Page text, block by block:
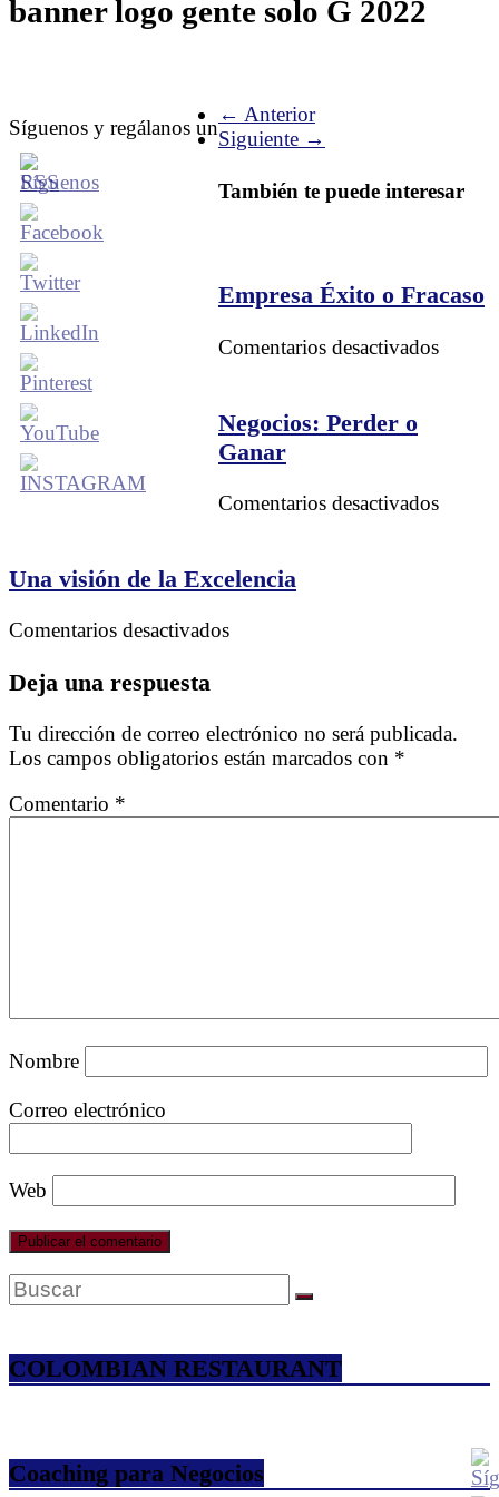
banner logo gente solo G 2022
Síguenos y regálanos un
← Anterior
Siguiente →
También te puede interesar
Empresa Éxito o Fracaso
Comentarios desactivadosen
Negocios: Perder o
Ganar
Comentarios desactivadosen
Una visión de la Excelencia
Comentarios desactivadosen
la
Excelencia
Deja una respuesta
Tu dirección de correo electrónico no será publicada.
Los campos obligatorios están marcados con *
Comentario *
Nombre
Correo electrónico
Web
COLOMBIAN RESTAURANT
Coaching para Negocios